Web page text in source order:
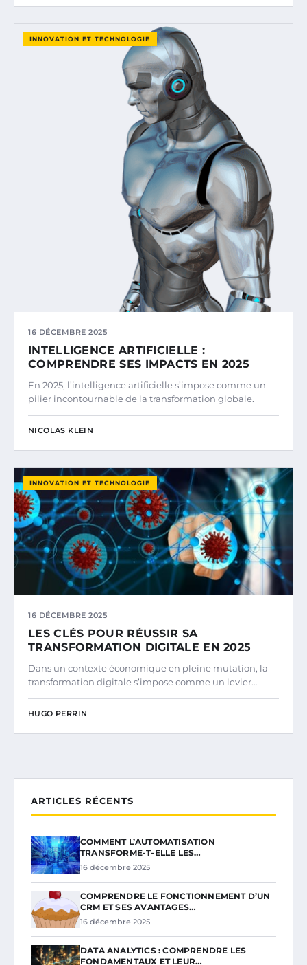
INNOVATION ET TECHNOLOGIE
16 DÉCEMBRE 2025
INTELLIGENCE ARTIFICIELLE :
COMPRENDRE SES IMPACTS EN 2025
En 2025, l’intelligence artificielle s’impose comme un
pilier incontournable de la transformation globale.
NICOLAS KLEIN
INNOVATION ET TECHNOLOGIE
16 DÉCEMBRE 2025
LES CLÉS POUR RÉUSSIR SA
TRANSFORMATION DIGITALE EN 2025
Dans un contexte économique en pleine mutation, la
transformation digitale s’impose comme un levier…
HUGO PERRIN
ARTICLES RÉCENTS
COMMENT L’AUTOMATISATION
TRANSFORME-T-ELLE LES…
16 décembre 2025
COMPRENDRE LE FONCTIONNEMENT D’UN
CRM ET SES AVANTAGES…
16 décembre 2025
DATA ANALYTICS : COMPRENDRE LES
FONDAMENTAUX ET LEUR…